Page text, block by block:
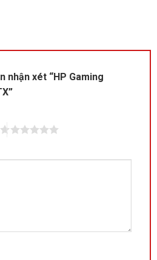
nhận xét “HP Gaming